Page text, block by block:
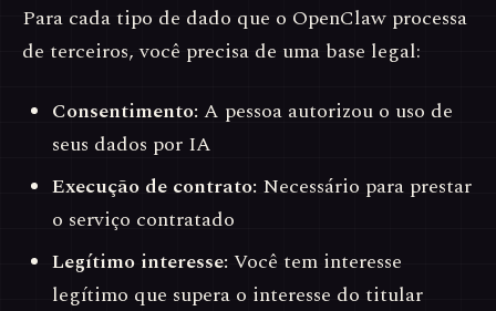
Para cada tipo de dado que o OpenClaw processa
de terceiros, você precisa de uma base legal:
Consentimento: A pessoa autorizou o uso de
seus dados por IA
Execução de contrato: Necessário para prestar
o serviço contratado
Legítimo interesse: Você tem interesse
legítimo que supera o interesse do titular